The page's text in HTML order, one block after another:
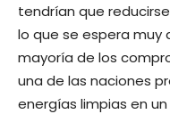
tendrían que
lo que se espera muy
mayoría de los
una de las naciones
energías limpias en